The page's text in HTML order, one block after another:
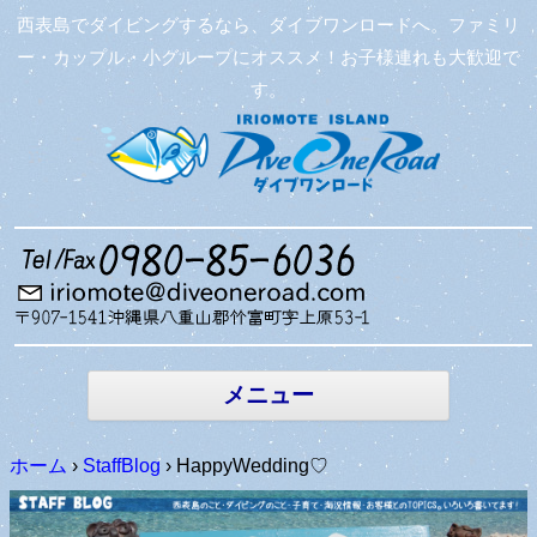
西表島でダイビングするなら、ダイブワンロードへ。ファミリ
ー・カップル・小グループにオススメ！お子様連れも大歓迎で
す。
メニュー
コンテン
ホーム › StaffBlog › HappyWedding♡